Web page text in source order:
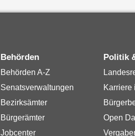
Behörden
Behörden A-Z
Senatsverwaltungen
Bezirksämter
Bürgerämter
Jobcenter
Politik
Karriere
Open